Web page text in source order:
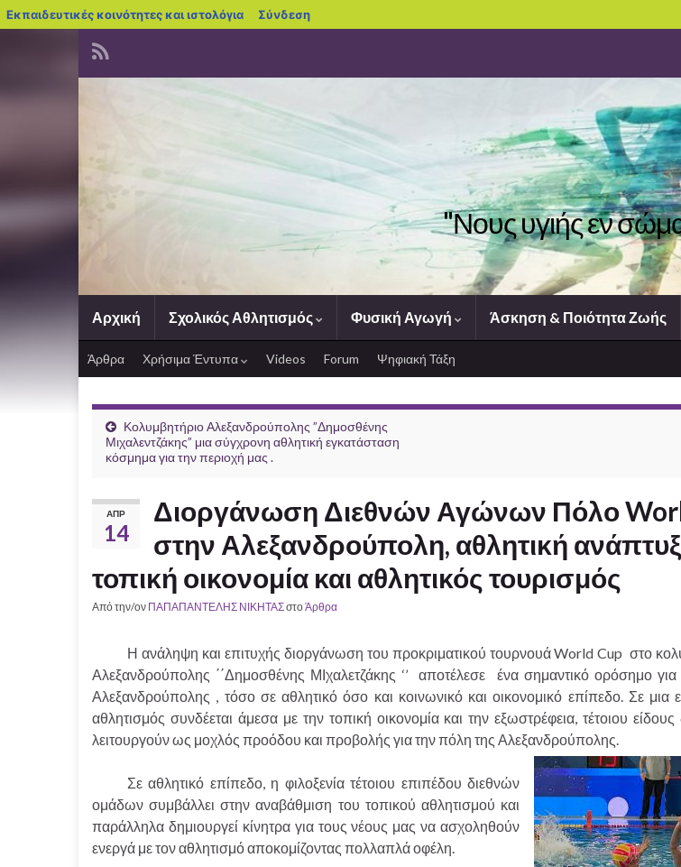
Εκπαιδευτικές κοινότητες και ιστολόγια blogs.sch.gr
Σύνδεση
"Νους υγιής εν
Αρχική Σχολικός Αθλητισμός Φυσική Αγωγή Άσκηση & Ποιότητα Ζωής
Άρθρα Χρήσιμα Έντυπα Videos Forum Ψηφιακή Τάξη
Κολυμβητήριο Αλεξανδρούπολης ”Δημοσθένης
Μιχαλεντζάκης” μια σύγχρονη αθλητική εγκατάσταση
κόσμημα για την περιοχή μας .
ΑΠΡ
14
Διοργάνωση Διεθνών Αγώνων Πόλο
στην Αλεξανδρούπολη, αθλητική
τοπική οικονομία και αθλητικός τουρισμός
Από την/ον ΠΑΠΑΠΑΝΤΕΛΗΣ ΝΙΚΗΤΑΣστοΆρθρα
Η ανάληψη και επιτυχής διοργάνωση του προκριματικού τουρνουά World Cup στο
Αλεξανδρούπολης ΄΄Δημοσθένης ΜΙχαλετζάκης ‘’ αποτέλεσε ένα σημαντικό ορόσημο
Αλεξανδρούπολης , τόσο σε αθλητικό όσο και κοινωνικό και οικονομικό επίπεδο. Σε
αθλητισμός συνδέεται άμεσα με την τοπική οικονομία και την εξωστρέφεια, τέτοιου
λειτουργούν ως μοχλός προόδου και προβολής για την πόλη της Αλεξανδρούπολης.
Σε αθλητικό επίπεδο, η φιλοξενία τέτοιου επιπέδου διεθνών
ομάδων συμβάλλει στην αναβάθμιση του τοπικού αθλητισμού και
παράλληλα δημιουργεί κίνητρα για τους νέους μας να ασχοληθούν
ενεργά με τον αθλητισμό αποκομίζοντας πολλαπλά οφέλη.